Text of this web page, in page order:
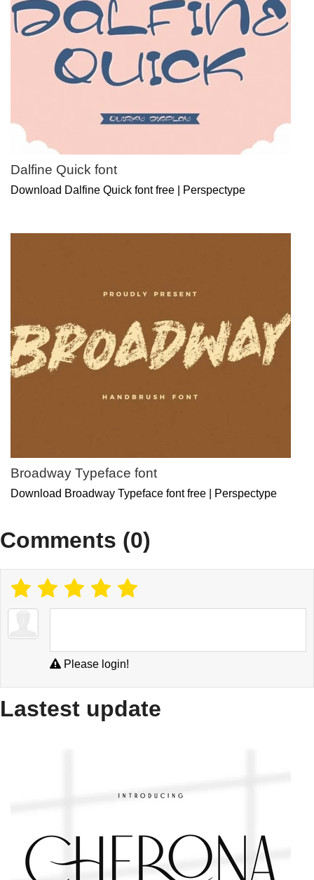
Dalfine Quick font
Download Dalfine Quick font free | Perspectype
Broadway Typeface font
Download Broadway Typeface font free | Perspectype
Comments (0)
Please login!
Lastest update